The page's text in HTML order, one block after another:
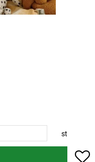
st